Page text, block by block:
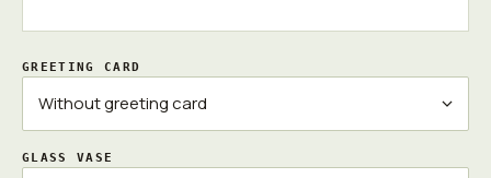
GREETING CARD
GLASS VASE